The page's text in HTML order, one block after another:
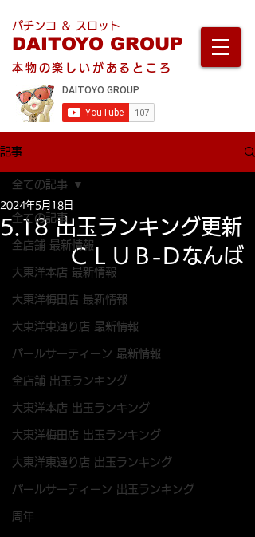
パチンコ ＆ スロット
DAITOYO GROUP
本物の楽しいがあるところ
記事
全ての記事
全店舗 最新情報
大東洋本店 最新情報
大東洋梅田店 最新情報
大東洋東通り店 最新情報
パールサーティーン 最新情報
全店舗 出玉ランキング
大東洋本店 出玉ランキング
大東洋梅田店 出玉ランキング
大東洋東通り店 出玉ランキング
パールサーティーン 出玉ランキング
周年
全ての記事
5.18 出玉ランキング更新
ＣＬＵＢ-Ｄなんば
2024年5月18日